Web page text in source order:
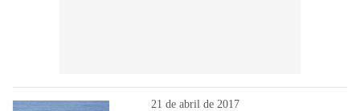
21 de abril de 2017